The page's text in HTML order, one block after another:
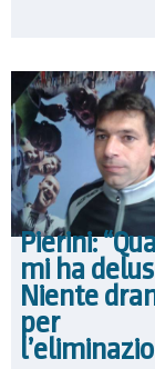
Pierini:
mi ha
Niente
per